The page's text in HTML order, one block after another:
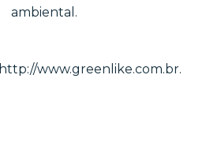
ambiental.
http://www.greenlike.com.br.